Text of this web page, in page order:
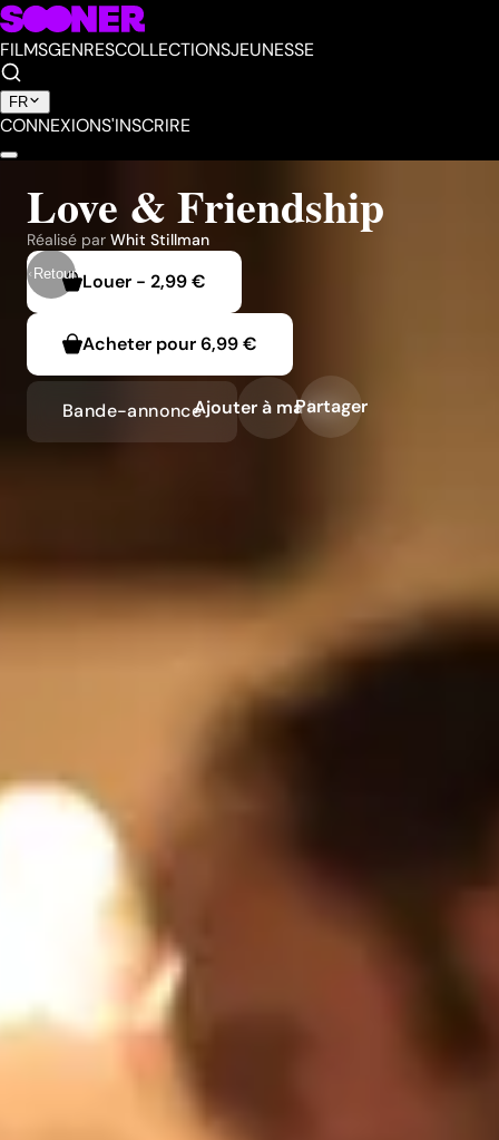
FILMSGENRESCOLLECTIONSJEUNESSE
FR
CONNEXIONS'INSCRIRE
Retour
Love & Friendship
Réalisé par Whit Stillman
Louer - 2,99 €
Acheter pour6,99 €
Bande-annonceAjouter à ma liste
Partager